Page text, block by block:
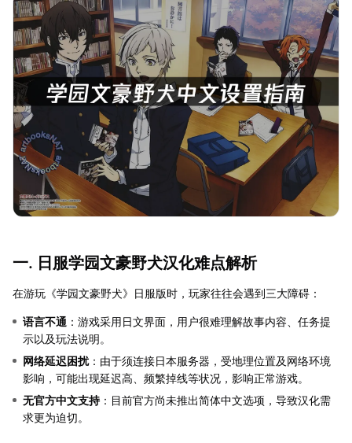
一. 日服学园文豪野犬汉化难点解析
在游玩《学园文豪野犬》日服版时，玩家往往会遇到三大障碍：
语言不通 ：游戏采用日文界面，用户很难理解故事内容、任务提
示以及玩法说明。
网络延迟困扰：由于须连接日本服务器，受地理位置及网络环境
影响，可能出现延迟高、频繁掉线等状况，影响正常游戏。
无官方中文支持：目前官方尚未推出简体中文选项，导致汉化需
求更为迫切。